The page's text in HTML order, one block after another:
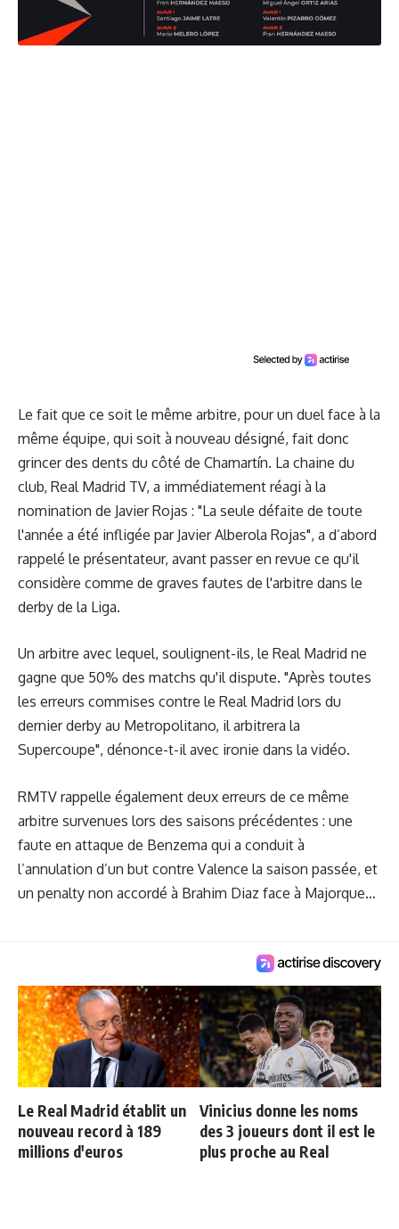
Le fait que ce soit le même arbitre, pour un duel face à la
même équipe, qui soit à nouveau désigné, fait donc
grincer des dents du côté de Chamartín. La chaine du
club, Real Madrid TV, a immédiatement réagi à la
nomination de Javier Rojas : "La seule défaite de toute
l'année a été infligée par Javier Alberola Rojas", a d’abord
rappelé le présentateur, avant passer en revue ce qu'il
considère comme de graves fautes de l'arbitre dans le
derby de la Liga.
Un arbitre avec lequel, soulignent-ils, le Real Madrid ne
gagne que 50% des matchs qu'il dispute. "Après toutes
les erreurs commises contre le Real Madrid lors du
dernier derby au Metropolitano, il arbitrera la
Supercoupe", dénonce-t-il avec ironie dans la vidéo.
RMTV rappelle également deux erreurs de ce même
arbitre survenues lors des saisons précédentes : une
faute en attaque de Benzema qui a conduit à
l’annulation d’un but contre Valence la saison passée, et
un penalty non accordé à Brahim Diaz face à Majorque…
Le Real Madrid établit un
nouveau record à 189
millions d'euros
Vinicius donne les noms
des 3 joueurs dont il est le
plus proche au Real